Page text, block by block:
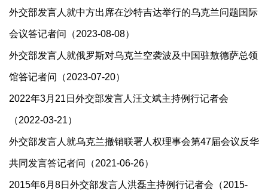
外交部发言人就中方出席在沙特吉达举行的乌克兰问题国际
会议答记者问（2023-08-08）
外交部发言人就俄罗斯对乌克兰空袭波及中国驻敖德萨总领
馆答记者问（2023-07-20）
2022年3月21日外交部发言人汪文斌主持例行记者会
（2022-03-21）
外交部发言人就乌克兰撤销联署人权理事会第47届会议反华
共同发言答记者问（2021-06-26）
2015年6月8日外交部发言人洪磊主持例行记者会（2015-